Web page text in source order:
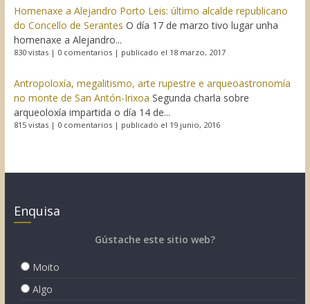
Homenaxe a Alejandro Porto Leis: último alcalde republicano
do Concello de Serantes O día 17 de marzo tivo lugar unha
homenaxe a Alejandro...
830 vistas| 0 comentarios| publicado el 18 marzo, 2017
Antropoloxía, megalitismo, arte rupestre e arqueoastronomía
no monte de San Antón-Irixoa Segunda charla sobre
arqueoloxía impartida o día 14 de...
815 vistas| 0 comentarios| publicado el 19 junio, 2016
Enquisa
Gústache este sitio web?
Moito
Algo